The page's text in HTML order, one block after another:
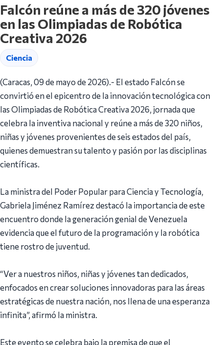
Falcón reúne a más de 320 jóvenes
en las Olimpiadas de Robótica
Creativa 2026
Ciencia
(Caracas, 09 de mayo de 2026).- El estado Falcón se
convirtió en el epicentro de la innovación tecnológica con
las Olimpiadas de Robótica Creativa 2026, jornada que
celebra la inventiva nacional y reúne a más de 320 niños,
niñas y jóvenes provenientes de seis estados del país,
quienes demuestran su talento y pasión por las disciplinas
científicas.
La ministra del Poder Popular para Ciencia y Tecnología,
Gabriela Jiménez Ramírez destacó la importancia de este
encuentro donde la generación genial de Venezuela
evidencia que el futuro de la programación y la robótica
tiene rostro de juventud.
“Ver a nuestros niños, niñas y jóvenes tan dedicados,
enfocados en crear soluciones innovadoras para las áreas
estratégicas de nuestra nación, nos llena de una esperanza
infinita”, afirmó la ministra.
Este evento se celebra bajo la premisa de que el